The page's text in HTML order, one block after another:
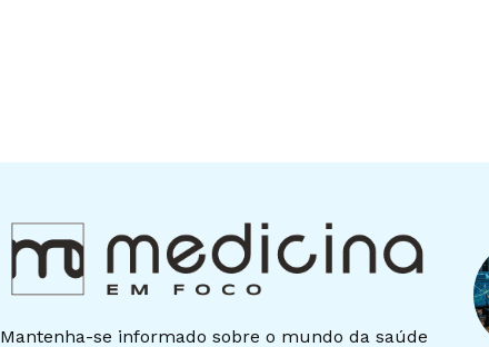
Mantenha-se informado sobre o mundo da saúde